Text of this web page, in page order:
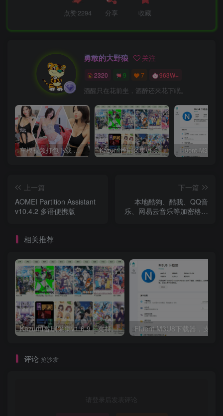
点赞2294 分享 收藏
勇敢的大野狼 关注
2320 9 7 963W+
酒醒只在花前坐，酒醉还来花下眠。
车模视频打包下载-高清无水印版 Kazumi番剧采集v1.6.9：支持自定义规则+在线观看+弹幕，跨平台下载
上一篇
AOMEI Partition Assistant
v10.4.2 多语便携版
下一篇
本地酷狗、酷我、QQ音
乐、网易云音乐等加密格式
相关推荐
Kazumi番剧采集v1.6.9：支持自定义规则+在线观看+弹幕，跨平台下载 Fluent M3U8下载器，支持
评论 抢沙发
请登录后发表评论